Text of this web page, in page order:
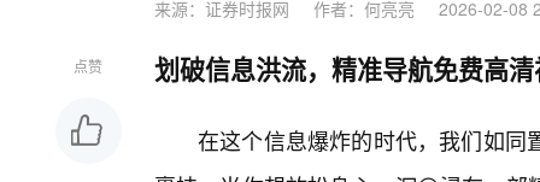
来源：证券时报网 作者：何亮亮 2026-02-08
点赞 划破信息洪流，精准导航免费高
在这个信息爆炸的时代，我们如同